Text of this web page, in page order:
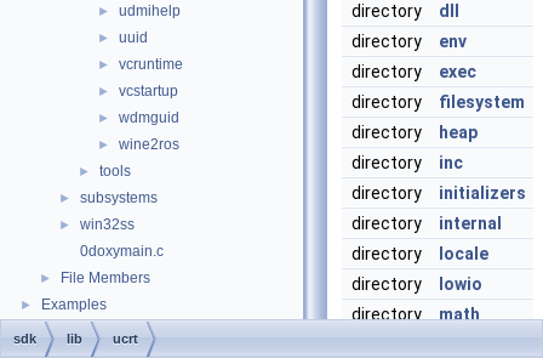
► udmihelp
► uuid
► vcruntime
► vcstartup
► wdmguid
► wine2ros
► tools
► subsystems
►
win32ss
0doxymain.c
► File Members
► Examples
directory
dll
directory
env
directory
exec
directory
filesystem
directory
heap
directory
inc
directory
initializers
directory
internal
directory
locale
directory
lowio
directory
math
sdk lib ucrt